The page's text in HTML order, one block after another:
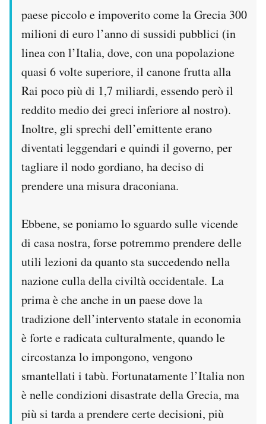
paese piccolo e impoverito come la Grecia 300
milioni di euro l’anno di sussidi pubblici (in
linea con l’Italia, dove, con una popolazione
quasi 6 volte superiore, il canone frutta alla
Rai poco più di 1,7 miliardi, essendo però il
reddito medio dei greci inferiore al nostro).
Inoltre, gli sprechi dell’emittente erano
diventati leggendari e quindi il governo, per
tagliare il nodo gordiano, ha deciso di
prendere una misura draconiana.
Ebbene, se poniamo lo sguardo sulle vicende
di casa nostra, forse potremmo prendere delle
utili lezioni da quanto sta succedendo nella
nazione culla della civiltà occidentale. La
prima è che anche in un paese dove la
tradizione dell’intervento statale in economia
è forte e radicata culturalmente, quando le
circostanza lo impongono, vengono
smantellati i tabù. Fortunatamente l’Italia non
è nelle condizioni disastrate della Grecia, ma
più si tarda a prendere certe decisioni, più